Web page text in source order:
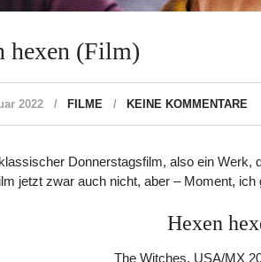
hexen (Film)
2022 FILME KEINE KOMMENTARE
Donnerstagsfilm, also ein
jetzt zwar auch nicht, aber – Moment, ich
Hexen
The Witches, USA/MX